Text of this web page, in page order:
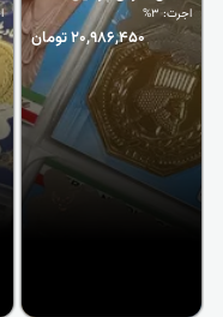
اجرت: 3%
20,986,450 تومان